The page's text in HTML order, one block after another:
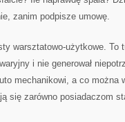
zanim podpisze umowę.
warsztatowo-użytkowe. To
i nie generował
mechanikowi, a co można
się zarówno posiadaczom